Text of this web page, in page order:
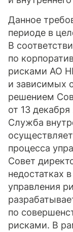
Данное
периоде в
В
по
рисками АО
и зависимых
решением
от 13
Служба
процесса
Совет
недостатках
управления
по
рисками. В